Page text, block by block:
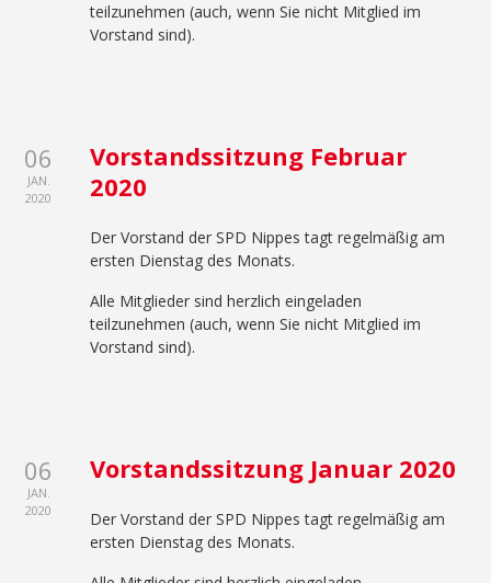
teilzunehmen (auch, wenn Sie nicht Mitglied im
Vorstand sind).
06
JAN.
2020
Vorstandssitzung Februar
2020
Der Vorstand der SPD Nippes tagt regelmäßig am
ersten Dienstag des Monats.
Alle Mitglieder sind herzlich eingeladen
teilzunehmen (auch, wenn Sie nicht Mitglied im
Vorstand sind).
06
JAN.
2020
Vorstandssitzung Januar 2020
Der Vorstand der SPD Nippes tagt regelmäßig am
ersten Dienstag des Monats.